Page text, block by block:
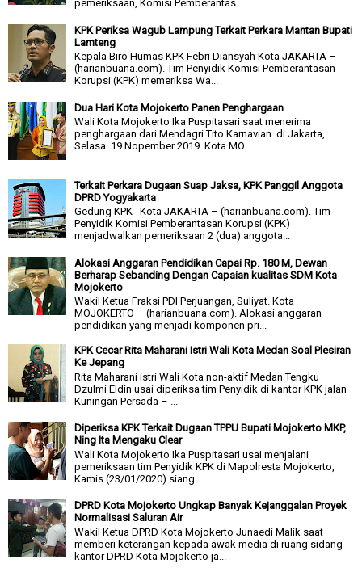
pemeriksaan, Komisi Pemberantas...
KPK Periksa Wagub Lampung Terkait Perkara Mantan Bupati
Lamteng
Kepala Biro Humas KPK Febri Diansyah Kota JAKARTA –
(harianbuana.com). Tim Penyidik Komisi Pemberantasan
Korupsi (KPK) memeriksa Wa...
Dua Hari Kota Mojokerto Panen Penghargaan
Wali Kota Mojokerto Ika Puspitasari saat menerima
penghargaan dari Mendagri Tito Karnavian di Jakarta,
Selasa 19 Nopember 2019. Kota MO...
Terkait Perkara Dugaan Suap Jaksa, KPK Panggil Anggota
DPRD Yogyakarta
Gedung KPK Kota JAKARTA – (harianbuana.com). Tim
Penyidik Komisi Pemberantasan Korupsi (KPK)
menjadwalkan pemeriksaan 2 (dua) anggota...
Alokasi Anggaran Pendidikan Capai Rp. 180 M, Dewan
Berharap Sebanding Dengan Capaian kualitas SDM Kota
Mojokerto
Wakil Ketua Fraksi PDI Perjuangan, Suliyat. Kota
MOJOKERTO – (harianbuana.com). Alokasi anggaran
pendidikan yang menjadi komponen pri...
KPK Cecar Rita Maharani Istri Wali Kota Medan Soal Plesiran
Ke Jepang
Rita Maharani istri Wali Kota non-aktif Medan Tengku
Dzulmi Eldin usai diperiksa tim Penyidik di kantor KPK jalan
Kuningan Persada – ...
Diperiksa KPK Terkait Dugaan TPPU Bupati Mojokerto MKP,
Ning Ita Mengaku Clear
Wali Kota Mojokerto Ika Puspitasari usai menjalani
pemeriksaan tim Penyidik KPK di Mapolresta Mojokerto,
Kamis (23/01/2020) siang. ...
DPRD Kota Mojokerto Ungkap Banyak Kejanggalan Proyek
Normalisasi Saluran Air
Wakil Ketua DPRD Kota Mojokerto Junaedi Malik saat
memberi keterangan kepada awak media di ruang sidang
kantor DPRD Kota Mojokerto ja...